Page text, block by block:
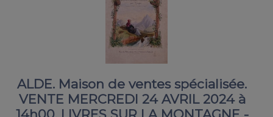
ALDE. Maison de ventes spécialisée.
VENTE MERCREDI 24 AVRIL 2024 à